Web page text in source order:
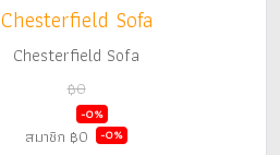
Chesterfield Sofa
Chesterfield Sofa
฿0
-0%
สมาชิก ฿0 -0%